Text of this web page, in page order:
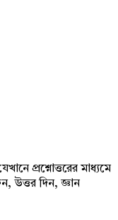
প্রশ্নোত্তরের মাধ্যমে
উত্তর দিন, জ্ঞান